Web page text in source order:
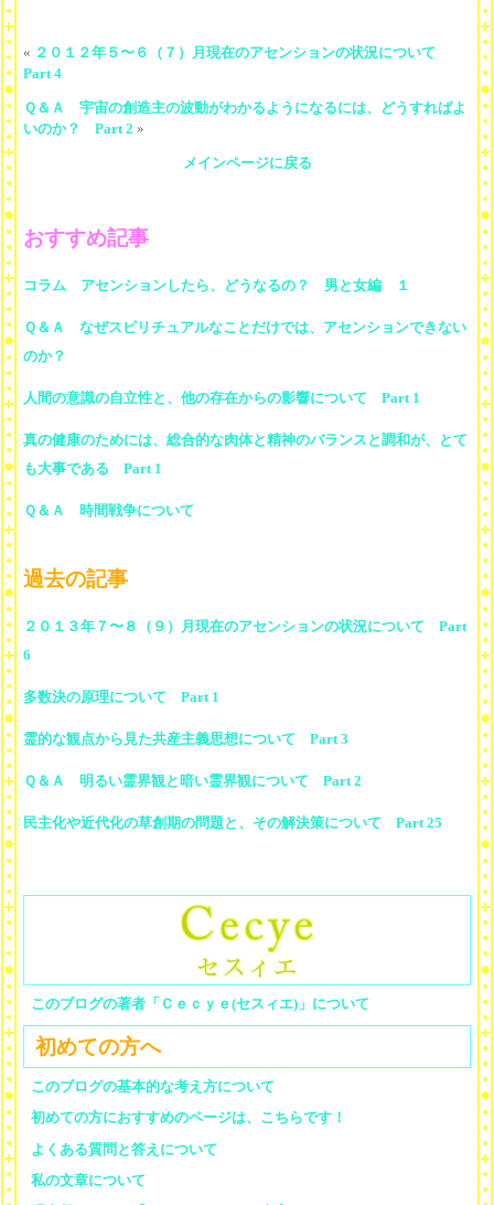
« ２０１２年５〜６（７）月現在のアセンションの状況について
Part 4
Ｑ＆Ａ 宇宙の創造主の波動がわかるようになるには、どうすればよ
いのか？ Part 2 »
メインページに戻る
おすすめ記事
コラム アセンションしたら、どうなるの？ 男と女編 １
Ｑ＆Ａ なぜスピリチュアルなことだけでは、アセンションできない
のか？
人間の意識の自立性と、他の存在からの影響について Part 1
真の健康のためには、総合的な肉体と精神のバランスと調和が、とて
も大事である Part 1
Ｑ＆Ａ 時間戦争について
過去の記事
２０１３年７〜８（９）月現在のアセンションの状況について Part
6
多数決の原理について Part 1
霊的な観点から見た共産主義思想について Part 3
Ｑ＆Ａ 明るい霊界観と暗い霊界観について Part 2
民主化や近代化の草創期の問題と、その解決策について Part 25
このブログの著者「Ｃｅｃｙｅ(セスィエ)」について
初めての方へ
このブログの基本的な考え方について
初めての方におすすめのページは、こちらです！
よくある質問と答えについて
私の文章について